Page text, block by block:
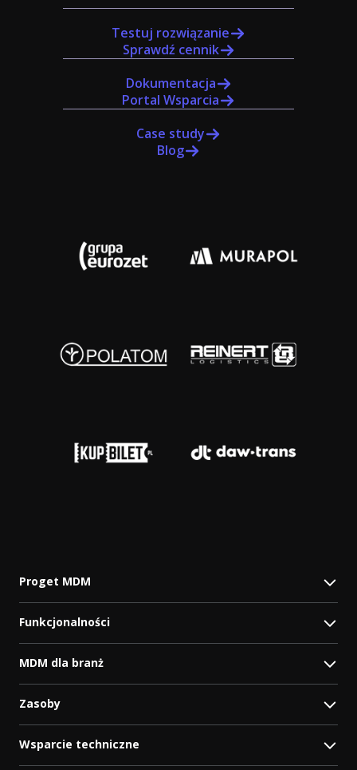
Testuj rozwiązanie
Sprawdź cennik
Dokumentacja
Portal Wsparcia
Case study
Blog
Proget MDM
Funkcjonalności
MDM dla branż
Zasoby
Wsparcie techniczne